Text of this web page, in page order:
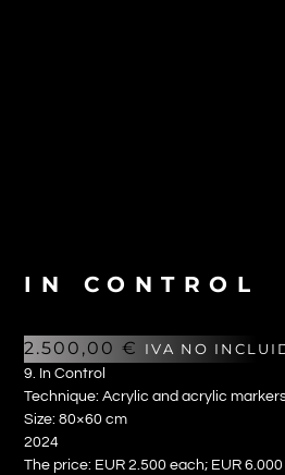
IN CONTROL
2.500,00€ IVA NO
9. In Control
Technique: Acrylic and acrylic
Size: 80×60 cm
2024
The price: EUR 2.500 each; EUR